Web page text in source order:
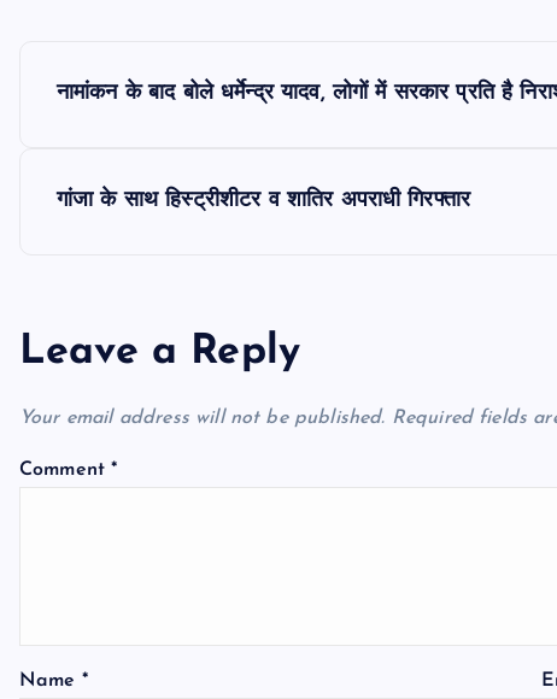
n
a
v
a
नामांकन के बाद बोले धर्मेन्द्र यादव, लोगों में सरकार प्रति है
गांजा के साथ हिस्ट्रीशीटर व शातिर अपराधी गिरफ्तार
Leave a Reply
Your email address will not be published. Required fields
Comment*
Name *